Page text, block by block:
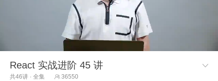
React 实战进阶 45 讲 
共46讲 · 全集  36550